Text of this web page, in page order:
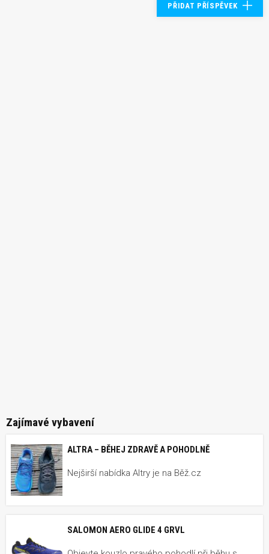
PŘIDAT PŘÍSPĚVEK
Zajímavé vybavení
ALTRA – BĚHEJ ZDRAVĚ A POHODLNĚ
Nejširší nabídka Altry je na Běž.cz
SALOMON AERO GLIDE 4 GRVL